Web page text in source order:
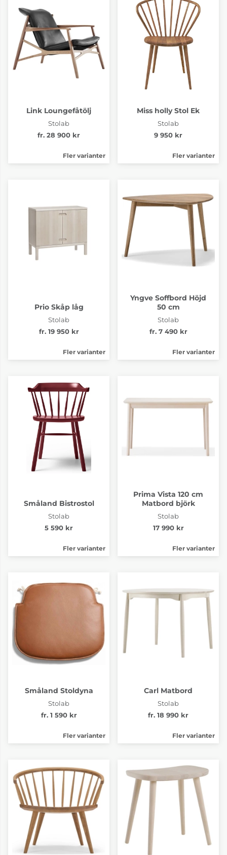
Link Loungefåtölj
Stolab
fr. 28 900 kr
Fler varianter
Miss holly Stol Ek
Stolab
9 950 kr
Fler varianter
Prio Skåp låg
Stolab
fr. 19 950 kr
Fler varianter
Yngve Soffbord Höjd
50 cm
Stolab
fr. 7 490 kr
Fler varianter
Småland Bistrostol
Stolab
5 590 kr
Fler varianter
Prima Vista 120 cm
Matbord björk
Stolab
17 990 kr
Fler varianter
Småland Stoldyna
Stolab
fr. 1 590 kr
Fler varianter
Carl Matbord
Stolab
fr. 18 990 kr
Fler varianter